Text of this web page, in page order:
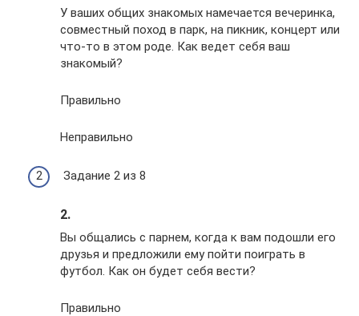
У ваших общих знакомых намечается вечеринка,
совместный поход в парк, на пикник, концерт или
что-то в этом роде. Как ведет себя ваш
знакомый?
Правильно
Неправильно
Задание 2 из 8
2.
Вы общались с парнем, когда к вам подошли его
друзья и предложили ему пойти поиграть в
футбол. Как он будет себя вести?
Правильно